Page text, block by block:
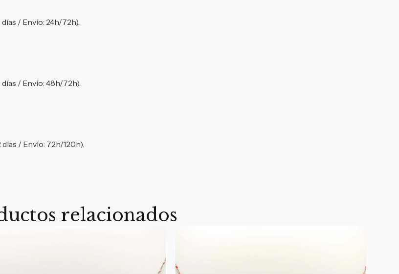
/ Envío: 24h/72h).
/ Envío: 48h/72h).
/ Envío: 72h/120h).
relacionados